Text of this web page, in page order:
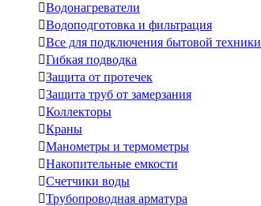
Водонагреватели
Водоподготовка и фильтрация
Все для подключения бытовой техники
Гибкая подводка
Защита от протечек
Защита труб от замерзания
Коллекторы
Краны
Манометры и термометры
Накопительные емкости
Счетчики воды
Трубопроводная арматура